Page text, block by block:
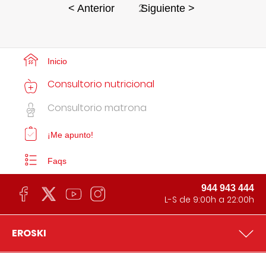
< Anterior 2Siguiente >
Inicio
Consultorio nutricional
Consultorio matrona
¡Me apunto!
Faqs
944 943 444
L-S de 9:00h a 22:00h
EROSKI